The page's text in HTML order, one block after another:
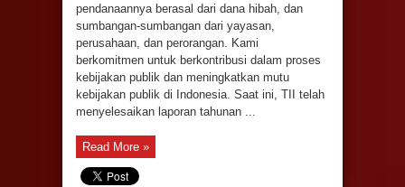
pendanaannya berasal dari dana hibah, dan
sumbangan-sumbangan dari yayasan,
perusahaan, dan perorangan. Kami
berkomitmen untuk berkontribusi dalam proses
kebijakan publik dan meningkatkan mutu
kebijakan publik di Indonesia. Saat ini, TII telah
menyelesaikan laporan tahunan ...
Read More »